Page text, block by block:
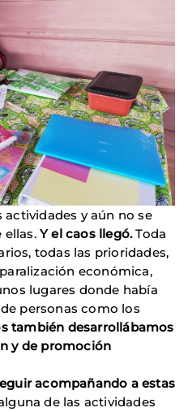
actividades y aún no se
ellas. Y el caos llegó.Toda
todas las prioridades,
económica,
lugares donde había
personas como los
también desarrollábamos
y de promoción
acompañando a estas
de las actividades